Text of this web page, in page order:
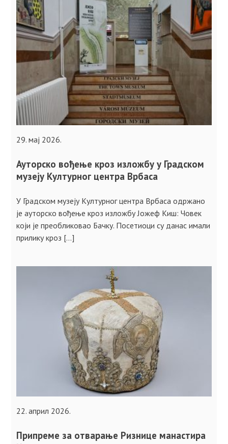
29. мај 2026.
Ауторско вођење кроз изложбу у Градском
музеју Културног центра Врбаса
У Градском музеју Културног центра Врбаса одржано
је ауторско вођење кроз изложбу Јожеф Киш: Човек
који је преобликовао Бачку. Посетиоци су данас имали
прилику кроз […]
22. април 2026.
Припреме за отварање Ризнице манастира